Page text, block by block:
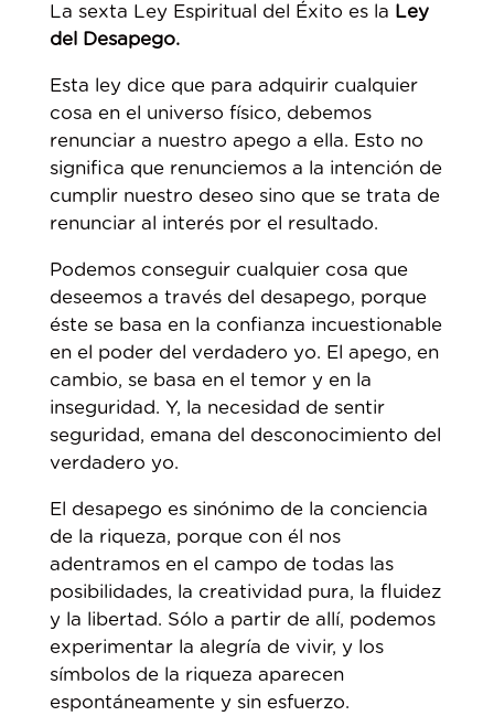
La sexta Ley Espiritual del Éxito es la Ley
del Desapego.
Esta ley dice que para adquirir cualquier
cosa en el universo físico, debemos
renunciar a nuestro apego a ella. Esto no
significa que renunciemos a la intención de
cumplir nuestro deseo sino que se trata de
renunciar al interés por el resultado.
Podemos conseguir cualquier cosa que
deseemos a través del desapego, porque
éste se basa en la confianza incuestionable
en el poder del verdadero yo. El apego, en
cambio, se basa en el temor y en la
inseguridad. Y, la necesidad de sentir
seguridad, emana del desconocimiento del
verdadero yo.
El desapego es sinónimo de la conciencia
de la riqueza, porque con él nos
adentramos en el campo de todas las
posibilidades, la creatividad pura, la fluidez
y la libertad. Sólo a partir de allí, podemos
experimentar la alegría de vivir, y los
símbolos de la riqueza aparecen
espontáneamente y sin esfuerzo.